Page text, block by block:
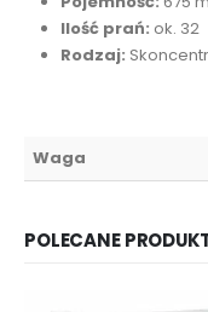
Ilość prań: ok. 32
Rodzaj:
Waga
POLECANE